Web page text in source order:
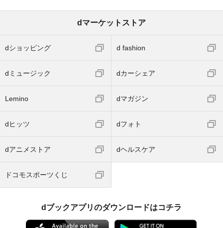
dマーケットストア
dショッピング d fashion
dミュージック dカーシェア
Lemino dマガジン
dヒッツ dフォト
dアニメストア dヘルスケア
ドコモスポーツくじ
dブックアプリのダウンロードはコチラ